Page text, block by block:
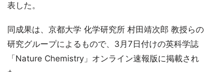
表した。
同成果は、京都大学 化学研究所 村田靖次郎 教授らの
研究グループによるもので、3月7日付けの英科学誌
「Nature Chemistry」オンライン速報版に掲載され